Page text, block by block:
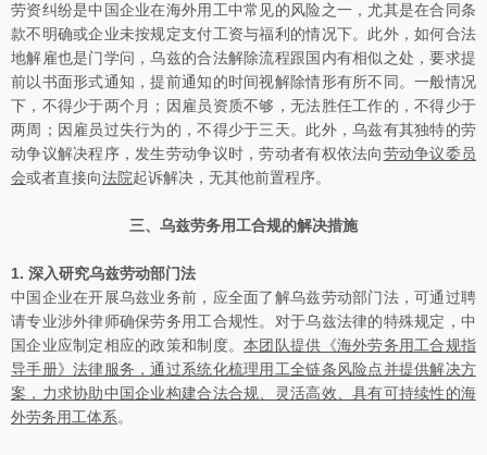
劳资纠纷是中国企业在海外用工中常见的风险之一，尤其是在合同条
款不明确或企业未按规定支付工资与福利的情况下。此外，如何合法
地解雇也是门学问，乌兹的合法解除流程跟国内有相似之处，要求提
前以书面形式通知，提前通知的时间视解除情形有所不同。一般情况
下，不得少于两个月；因雇员资质不够，无法胜任工作的，不得少于
两周；因雇员过失行为的，不得少于三天。此外，乌兹有其独特的劳
动争议解决程序，发生劳动争议时，劳动者有权依法向劳动争议委员
会或者直接向法院起诉解决，无其他前置程序。
三、乌兹劳务用工合规的解决措施
1. 深入研究乌兹劳动部门法
中国企业在开展乌兹业务前，应全面了解乌兹劳动部门法，可通过聘
请专业涉外律师确保劳务用工合规性。对于乌兹法律的特殊规定，中
国企业应制定相应的政策和制度。本团队提供《海外劳务用工合规指
导手册》法律服务，通过系统化梳理用工全链条风险点并提供解决方
案，力求协助中国企业构建合法合规、灵活高效、具有可持续性的海
外劳务用工体系。